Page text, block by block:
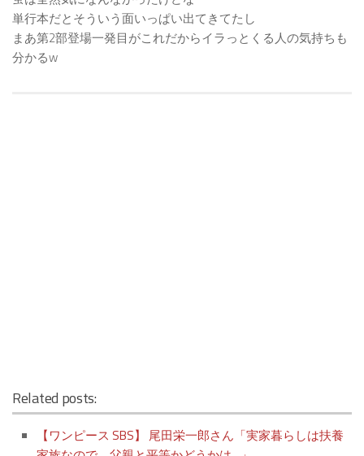
単行本だとそういう面いっぱい出てきてたし
まあ第2部登場一発目がこれだからイラっとくる人の気持ちも
分かるw
Related posts:
【ワンピース SBS】 尾田栄一郎さん「実家暮らしは扶養